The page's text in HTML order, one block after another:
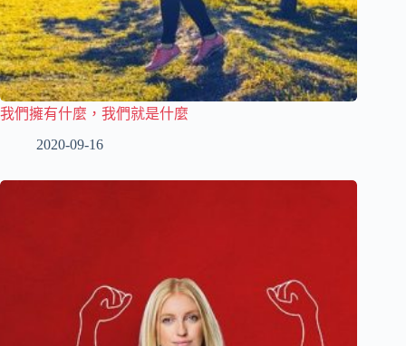
我們擁有什麼，我們就是什麼
2020-09-16